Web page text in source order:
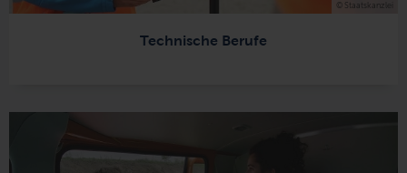
Technische Berufe
© Staatskanzlei